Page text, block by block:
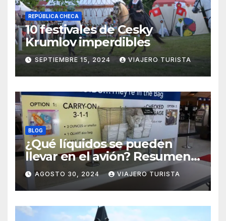
REPÚBLICA CHECA
10 festivales de Cesky
Krumlov imperdibles
SEPTIEMBRE 15, 2024 VIAJERO TURISTA
BLOG
¿Qué líquidos se pueden
llevar en el avión? Resumen
práctico y rápido
AGOSTO 30, 2024 VIAJERO TURISTA